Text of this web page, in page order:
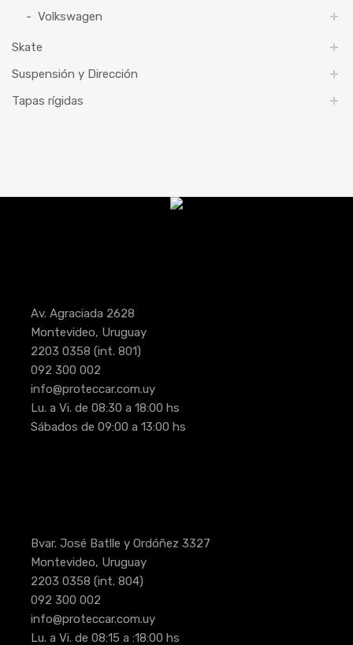
Volkswagen
Skate
Suspensión y Dirección
Tapas rígidas
Av. Agraciada 2628
Montevideo, Uruguay
2203 0358 (int. 801)
092 300 002
info@proteccar.com.uy
Lu. a Vi. de 08:30 a 18:00 hs
Sábados de 09:00 a 13:00 hs
Bvar. José Batlle y Ordóñez 3327
Montevideo, Uruguay
2203 0358 (int. 804)
092 300 002
info@proteccar.com.uy
Lu. a Vi. de 08:15 a :18:00 hs